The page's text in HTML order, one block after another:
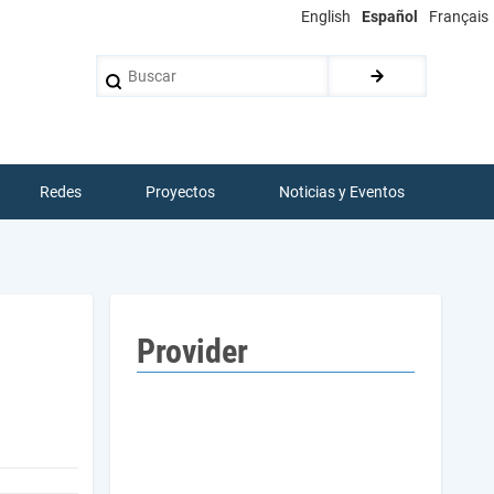
English Español Français
Redes Proyectos Noticias y Eventos
Provider